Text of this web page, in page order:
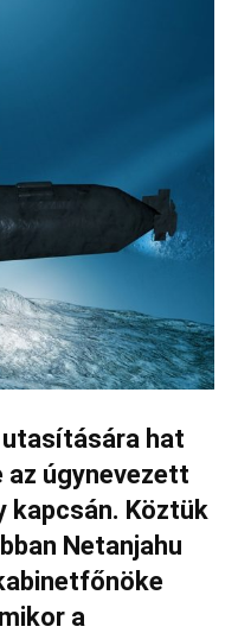
hat
úgynevezett
kapcsán. Köztük
Netanjahu
a